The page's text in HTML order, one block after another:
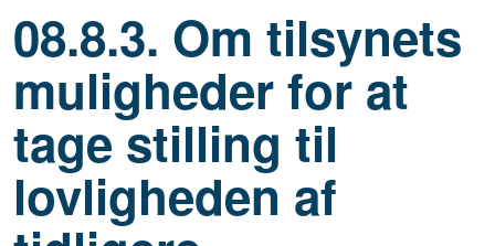
08.8.3. Om tilsynets
muligheder for at
tage stilling til
lovligheden af